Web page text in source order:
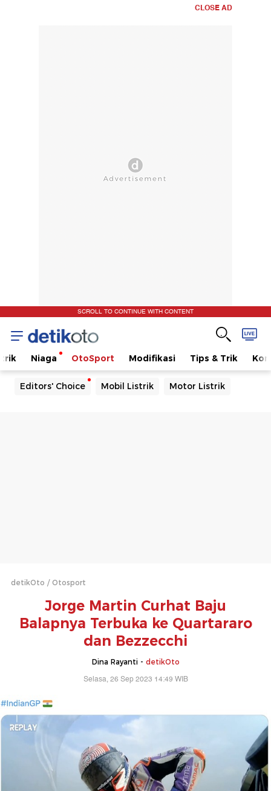
CLOSE AD
SCROLL TO CONTINUE WITH CONTENT
Niaga OtoSport Modifikasi Tips & Trik
Editors' Choice Mobil Listrik Motor Listrik
detikOto Otosport
Jorge Martin Curhat Baju
Balapnya Terbuka ke Quartararo
dan Bezzecchi
Dina Rayanti - detikOto
Selasa, 26 Sep 2023 14:49 WIB